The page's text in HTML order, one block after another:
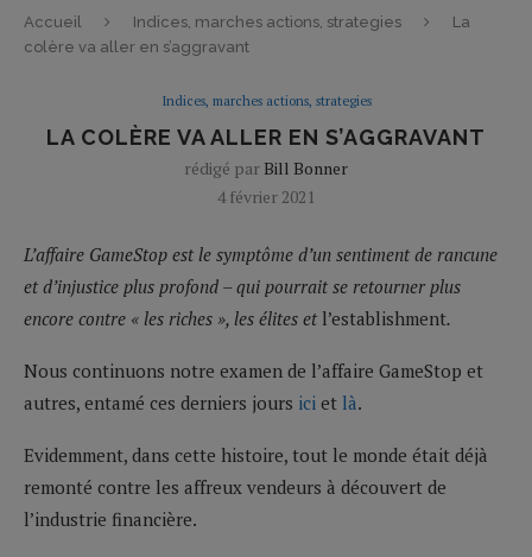
Accueil Indices, marches actions, strategies
La
colère va aller en s’aggravant
Indices, marches actions, strategies
LA COLÈRE VA ALLER EN S’AGGRAVANT
rédigé par Bill Bonner
4 février 2021
L’affaire GameStop est le symptôme d’un sentiment de rancune
et d’injustice plus profond – qui pourrait se retourner plus
encore contre « les riches », les élites et l’establishment.
Nous continuons notre examen de l’affaire GameStop et
autres, entamé ces derniers jours ici et là.
Evidemment, dans cette histoire, tout le monde était déjà
remonté contre les affreux vendeurs à découvert de
l’industrie financière.